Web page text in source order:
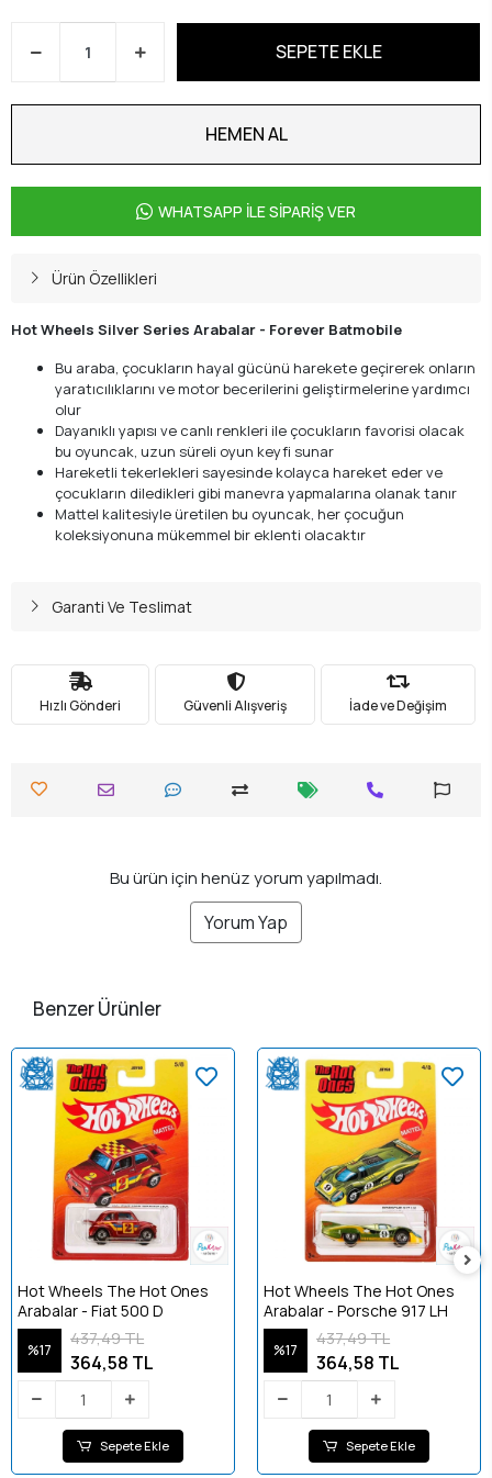
SEPETE EKLE
HEMEN AL
WHATSAPP İLE SİPARİŞ VER
Ürün Özellikleri
Hot Wheels Silver Series Arabalar - Forever Batmobile
Bu araba, çocukların hayal gücünü harekete geçirerek onların
yaratıcılıklarını ve motor becerilerini geliştirmelerine yardımcı
olur
Dayanıklı yapısı ve canlı renkleri ile çocukların favorisi olacak
bu oyuncak, uzun süreli oyun keyfi sunar
Hareketli tekerlekleri sayesinde kolayca hareket eder ve
çocukların diledikleri gibi manevra yapmalarına olanak tanır
Mattel kalitesiyle üretilen bu oyuncak, her çocuğun
koleksiyonuna mükemmel bir eklenti olacaktır
Garanti Ve Teslimat
Hızlı Gönderi Güvenli Alışveriş İade ve Değişim
Bu ürün için henüz yorum yapılmadı.
Yorum Yap
Benzer Ürünler
Hot Wheels The Hot Ones
Arabalar - Fiat 500 D
%17
437,49 TL
364,58 TL
Sepete Ekle
Hot Wheels The Hot Ones
Arabalar - Porsche 917 LH
%17
437,49 TL
364,58 TL
Sepete Ekle